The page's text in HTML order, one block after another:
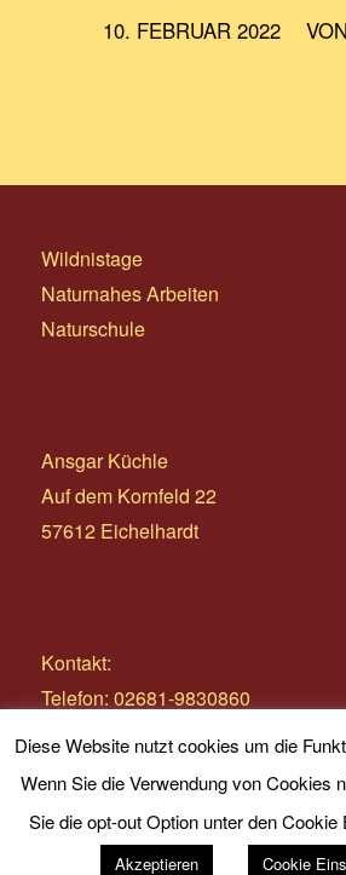
10. FEBRUAR 2022
/ VON
Wildnistage
Naturnahes Arbeiten
Naturschule
Ansgar Küchle
Auf dem Kornfeld 22
57612 Eichelhardt
Kontakt:
Telefon: 02681-9830860
E-Mail:
info@wildnistage.com
Diese Website nutzt cookies um die
Wenn Sie die Verwendung von Cookies
Sie die opt-out Option unter den Cookie
Akzeptieren Cookie